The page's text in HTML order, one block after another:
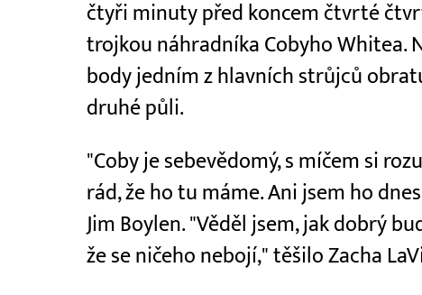
čtyři minuty před koncem čtvrté
trojkou náhradníka Cobyho Whitea.
body jedním z hlavních strůjců
druhé půli.
"Coby je sebevědomý, s míčem si
rád, že ho tu máme. Ani jsem ho
Jim Boylen. "Věděl jsem, jak dobrý
že se ničeho nebojí," těšilo Zacha